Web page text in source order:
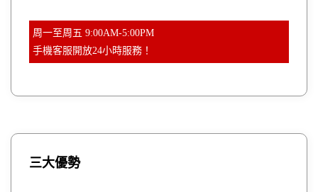
周一至周五 9:00AM-5:00PM
手機客服開放24小時服務！
三大優勢